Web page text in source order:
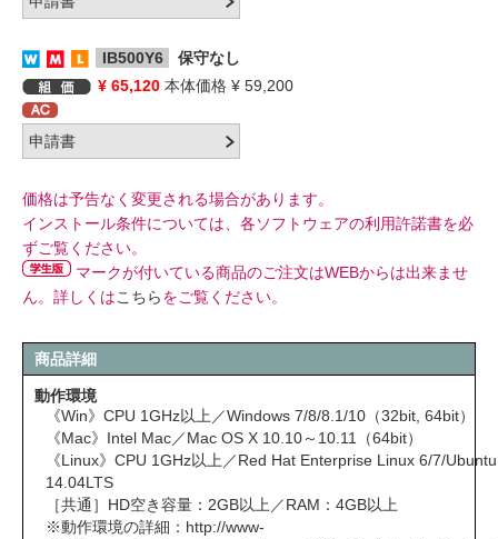
IB500Y6
保守なし
¥ 65,120 本体価格 ¥ 59,200
価格は予告なく変更される場合があります。
インストール条件については、各ソフトウェアの利用許諾書を必
ずご覧ください。
マークが付いている商品のご注文はWEBからは出来ませ
ん。詳しくはこちらをご覧ください。
商品詳細
動作環境
《Win》CPU 1GHz以上／Windows 7/8/8.1/10（32bit, 64bit）
《Mac》Intel Mac／Mac OS X 10.10～10.11（64bit）
《Linux》CPU 1GHz以上／Red Hat Enterprise Linux 6/7/Ubuntu
14.04LTS
［共通］HD空き容量：2GB以上／RAM：4GB以上
※動作環境の詳細： http://www-